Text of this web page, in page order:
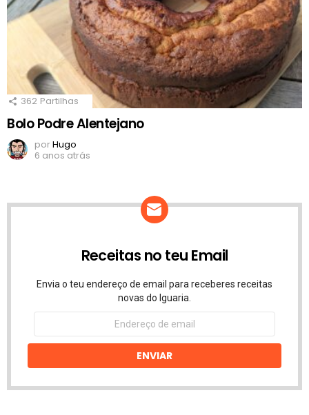
362 Partilhas
Bolo Podre Alentejano
porHugo
6 anos atrás
Receitas no teu Email
Envia o teu endereço de email para receberes receitas
novas do Iguaria.
Endereço
email
ENVIAR